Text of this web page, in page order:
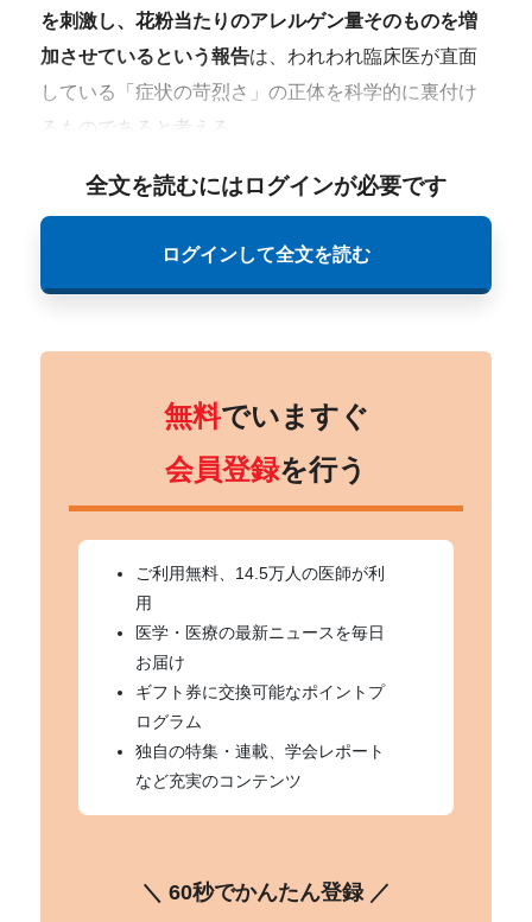
を刺激し、花粉当たりのアレルゲン量そのものを増
加させているという報告は、われわれ臨床医が直面
している「症状の苛烈さ」の正体を科学的に裏付け
るものであると考える。
全文を読むにはログインが必要です
ログインして全文を読む
無料でいますぐ
会員登録を行う
ご利用無料、14.5万人の医師が利
用
医学・医療の最新ニュースを毎日
お届け
ギフト券に交換可能なポイントプ
ログラム
独自の特集・連載、学会レポート
など充実のコンテンツ
＼ 60秒でかんたん登録 ／